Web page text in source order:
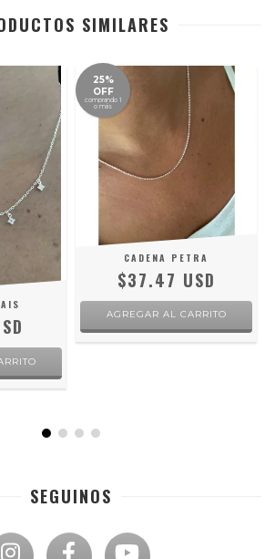
SIMILARES
25%
OFF
comprando 1
o más
CADENA PETRA
$37.47 USD
AGREGAR AL CARRITO
SEGUINOS